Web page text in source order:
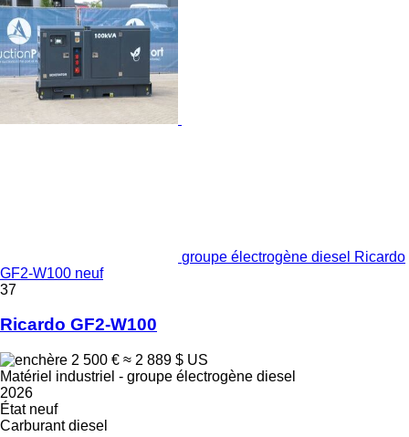
groupe électrogène diesel Ricardo
GF2-W100 neuf
37
Ricardo GF2-W100
2 500 € ≈ 2 889 $ US
Matériel industriel - groupe électrogène diesel
2026
Étatneuf
Carburant diesel